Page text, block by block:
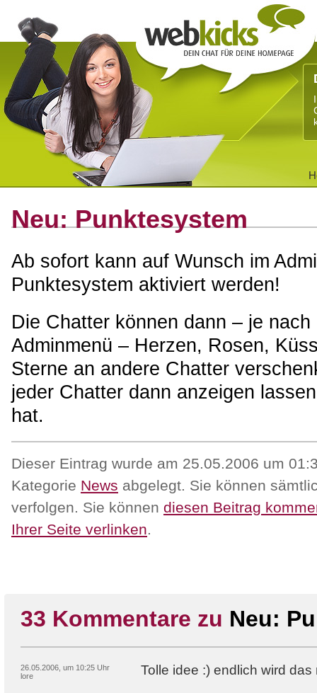
Neu: Punktesystem
Ab sofort kann auf Wunsch im
Punktesystem aktiviert werden!
Die Chatter können dann – je
Adminmenü – Herzen, Rosen,
Sterne an andere Chatter
jeder Chatter dann anzeigen
hat.
Dieser Eintrag wurde am 25.05.2006 um
Kategorie News abgelegt. Sie können
verfolgen. Sie können diesen Beitrag
Ihrer Seite verlinken.
33 Kommentare zu Neu:
26.05.2006, um 10:25 Uhr
lore
Tolle idee :) endlich wird